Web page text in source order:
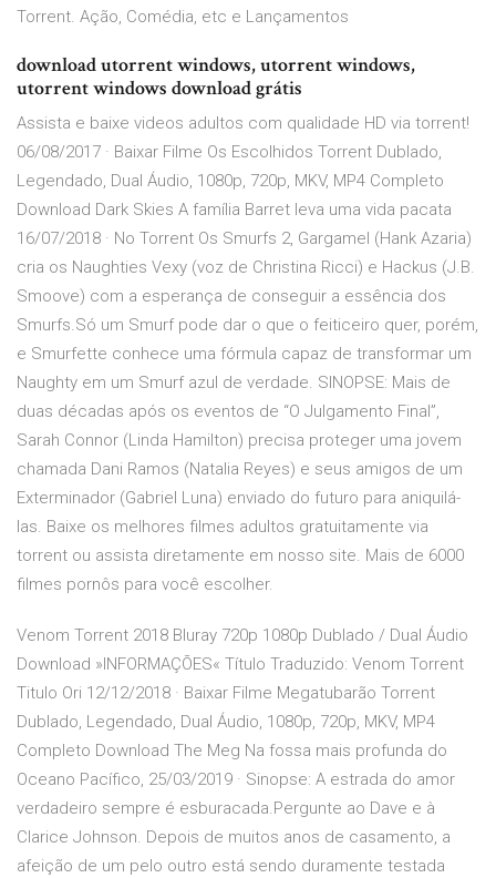
Torrent. Ação, Comédia, etc e Lançamentos
download utorrent windows, utorrent windows,
utorrent windows download grátis
Assista e baixe videos adultos com qualidade HD via torrent!
06/08/2017 · Baixar Filme Os Escolhidos Torrent Dublado,
Legendado, Dual Áudio, 1080p, 720p, MKV, MP4 Completo
Download Dark Skies A família Barret leva uma vida pacata
16/07/2018 · No Torrent Os Smurfs 2, Gargamel (Hank Azaria)
cria os Naughties Vexy (voz de Christina Ricci) e Hackus (J.B.
Smoove) com a esperança de conseguir a essência dos
Smurfs.Só um Smurf pode dar o que o feiticeiro quer, porém,
e Smurfette conhece uma fórmula capaz de transformar um
Naughty em um Smurf azul de verdade. SINOPSE: Mais de
duas décadas após os eventos de “O Julgamento Final”,
Sarah Connor (Linda Hamilton) precisa proteger uma jovem
chamada Dani Ramos (Natalia Reyes) e seus amigos de um
Exterminador (Gabriel Luna) enviado do futuro para aniquilá-
las. Baixe os melhores filmes adultos gratuitamente via
torrent ou assista diretamente em nosso site. Mais de 6000
filmes pornôs para você escolher.
Venom Torrent 2018 Bluray 720p 1080p Dublado / Dual Áudio
Download »INFORMAÇÕES« Título Traduzido: Venom Torrent
Titulo Ori 12/12/2018 · Baixar Filme Megatubarão Torrent
Dublado, Legendado, Dual Áudio, 1080p, 720p, MKV, MP4
Completo Download The Meg Na fossa mais profunda do
Oceano Pacífico, 25/03/2019 · Sinopse: A estrada do amor
verdadeiro sempre é esburacada.Pergunte ao Dave e à
Clarice Johnson. Depois de muitos anos de casamento, a
afeição de um pelo outro está sendo duramente testada